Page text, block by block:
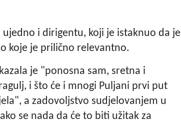
i dirigentu, koji je istaknuo da je
koje je prilično relevantno.
je "ponosna sam, sretna i
i što će i mnogi Puljani prvi put
a zadovoljstvo sudjelovanjem u
se nada da će to biti užitak za